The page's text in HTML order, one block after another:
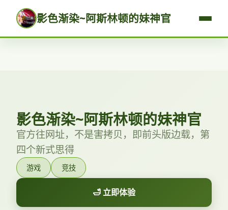
影色渐染~阿斯林顿的妹神官
影色渐染~阿斯林顿的妹神官
官方往网址，不是害拷贝，即前头版边载，第
四个新式思得
游戏 竞技
🛁 立即体验